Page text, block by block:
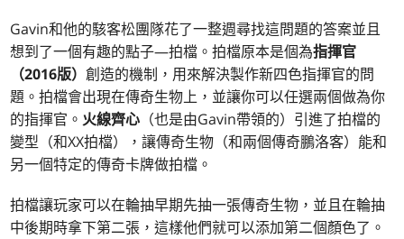
Gavin和他的駭客松團隊花了一整週尋找這問題的答案並且
想到了一個有趣的點子—拍檔。拍檔原本是個為指揮官
（2016版）創造的機制，用來解決製作新四色指揮官的問
題。拍檔會出現在傳奇生物上，並讓你可以任選兩個做為你
的指揮官。 火線齊心 （也是由Gavin帶領的）引進了拍檔的
變型（和XX拍檔），讓傳奇生物（和兩個傳奇鵬洛客）能和
另一個特定的傳奇卡牌做拍檔。
拍檔讓玩家可以在輪抽早期先抽一張傳奇生物，並且在輪抽
中後期時拿下第二張，這樣他們就可以添加第二個顏色了。